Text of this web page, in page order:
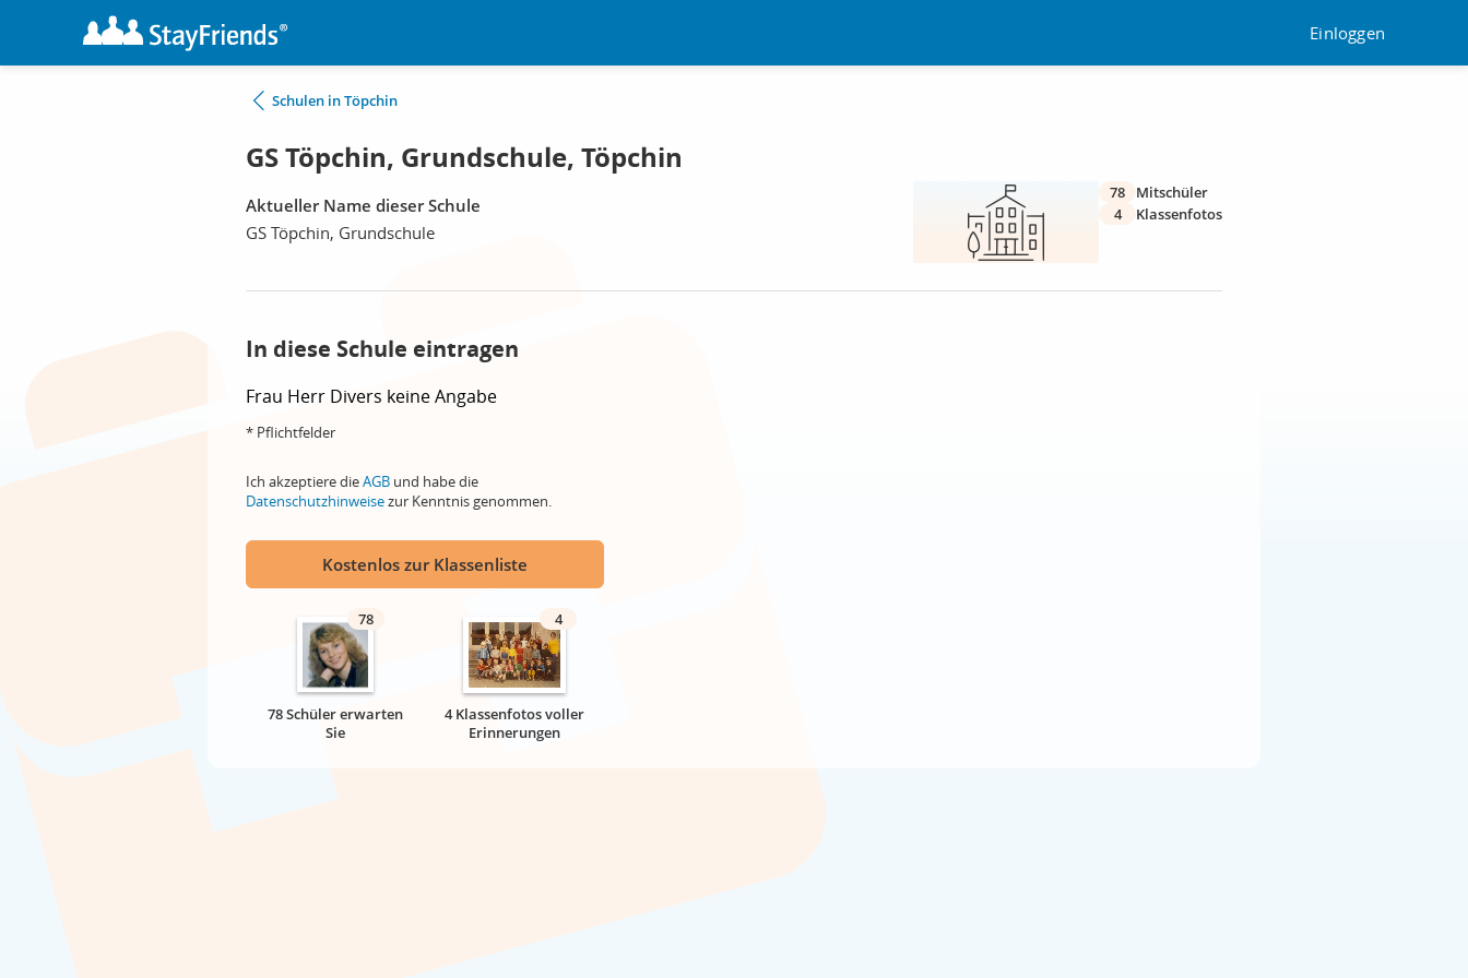
Einloggen
Schulen in Töpchin
GS Töpchin, Grundschule, Töpchin
Aktueller Name dieser Schule
GS Töpchin, Grundschule
78
Mitschüler
4
Klassenfotos
In diese Schule eintragen
Frau Herr Divers keine Angabe
* Pflichtfelder
Ich akzeptiere dieAGB und habe die
Datenschutzhinweisezur Kenntnis genommen.
Kostenlos zur Klassenliste
78
78 Schüler erwarten
Sie
4
4 Klassenfotos voller
Erinnerungen